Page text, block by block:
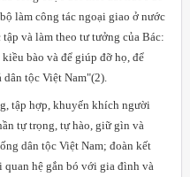
làm công tác ngoại giao ở nước
và làm theo tư tưởng của Bác:
bào và để giúp đỡ họ, để
dân tộc Việt Nam"(2).
tập hợp, khuyến khích người
tự trọng, tự hào, giữ gìn và
dân tộc Việt Nam; đoàn kết
hệ gắn bó với gia đình và